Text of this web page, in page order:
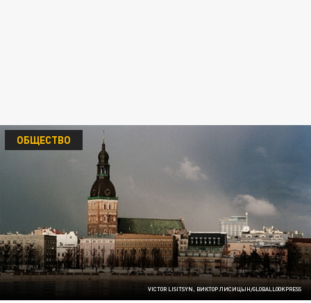
VICTOR LISITSYN, ВИКТОР ЛИСИЦЫН/GLOBALLOOKPRESS
ОБЩЕСТВО